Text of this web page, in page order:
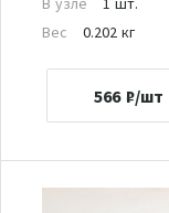
Вес
0.202 кг
566 ₽/шт